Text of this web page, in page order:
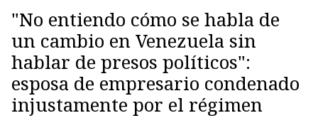
"No entiendo cómo se habla de
un cambio en Venezuela sin
hablar de presos políticos":
esposa de empresario condenado
injustamente por el régimen